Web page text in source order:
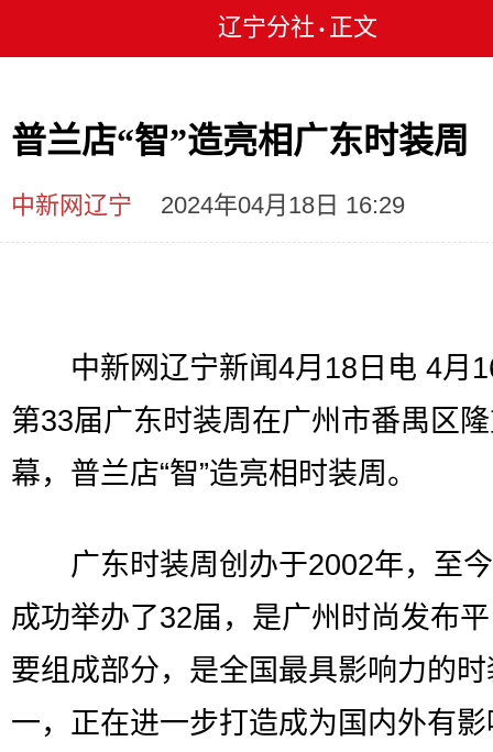
辽宁分社 • 正文
普兰店“智”造亮相广东时装周
中新网辽宁 2024年04月18日 16:29
中新网辽宁新闻4月18日电 4月
第33届广东时装周在广州市番禺区
幕，普兰店“智”造亮相时装周。
广东时装周创办于2002年，至
成功举办了32届，是广州时尚发布
要组成部分，是全国最具影响力的
一，正在进一步打造成为国内外有